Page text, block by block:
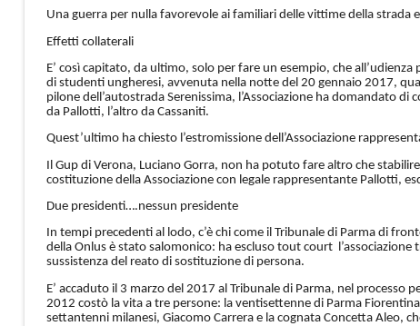
Una guerra per nulla favorevole ai familiari delle vittime della strada
Effetti collaterali
E’ così capitato, da ultimo, solo per fare un esempio, che
di studenti ungheresi, avvenuta nella notte del 20 gennaio 2017,
pilone dell’autostrada Serenissima, l’Associazione ha domandato
da Pallotti, l’altro da Cassaniti.
Quest’ultimo ha chiesto l’estromissione dell’Associazione
Il Gup di Verona, Luciano Gorra, non ha potuto fare altro che
costituzione della Associazione con legale rappresentante Pallotti,
Due presidenti….nessun presidente
In tempi precedenti al lodo, c’è chi come il Tribunale di Parma di
della Onlus è stato salomonico: ha escluso tout court
sussistenza del reato di sostituzione di persona.
E’ accaduto il 3 marzo del 2017 al Tribunale di Parma, nel processo
2012 costò la vita a tre persone: la ventisettenne di Parma
settantenni milanesi, Giacomo Carrera e la cognata Concetta Aleo,